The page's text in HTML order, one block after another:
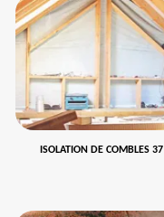
ISOLATION DE COMBLES 37